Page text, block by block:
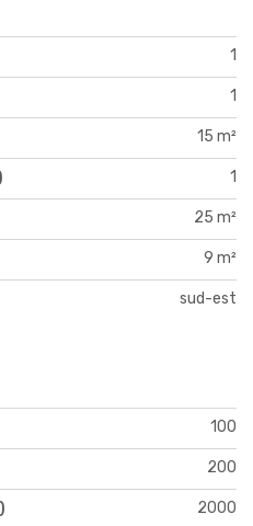
1
1
15 m²
1
25 m²
9 m²
sud-est
100
200
2000